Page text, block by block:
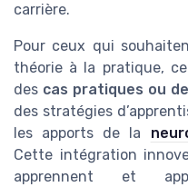
carrière.
Pour ceux qui
théorie à la pratique,
des cas pratiques ou
des stratégies
les apports de la
Cette intégration
apprennent et